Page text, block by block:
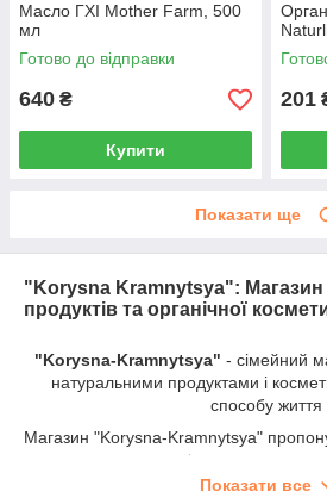
Масло ГХІ Mother Farm, 500
мл
Готово до відправки
640 ₴
Купити
201
Показати ще
"Korysna Kramnytsya": Магазин
продуктів та органічної
"Korysna-Kramnytsya" - сімейний
натуральними продуктами і
способу життя
Магазин "Korysna-Kramnytsya"
натуральних продуктів харчування та
Незалежно від того, чи ви займаєтеся
Показати все